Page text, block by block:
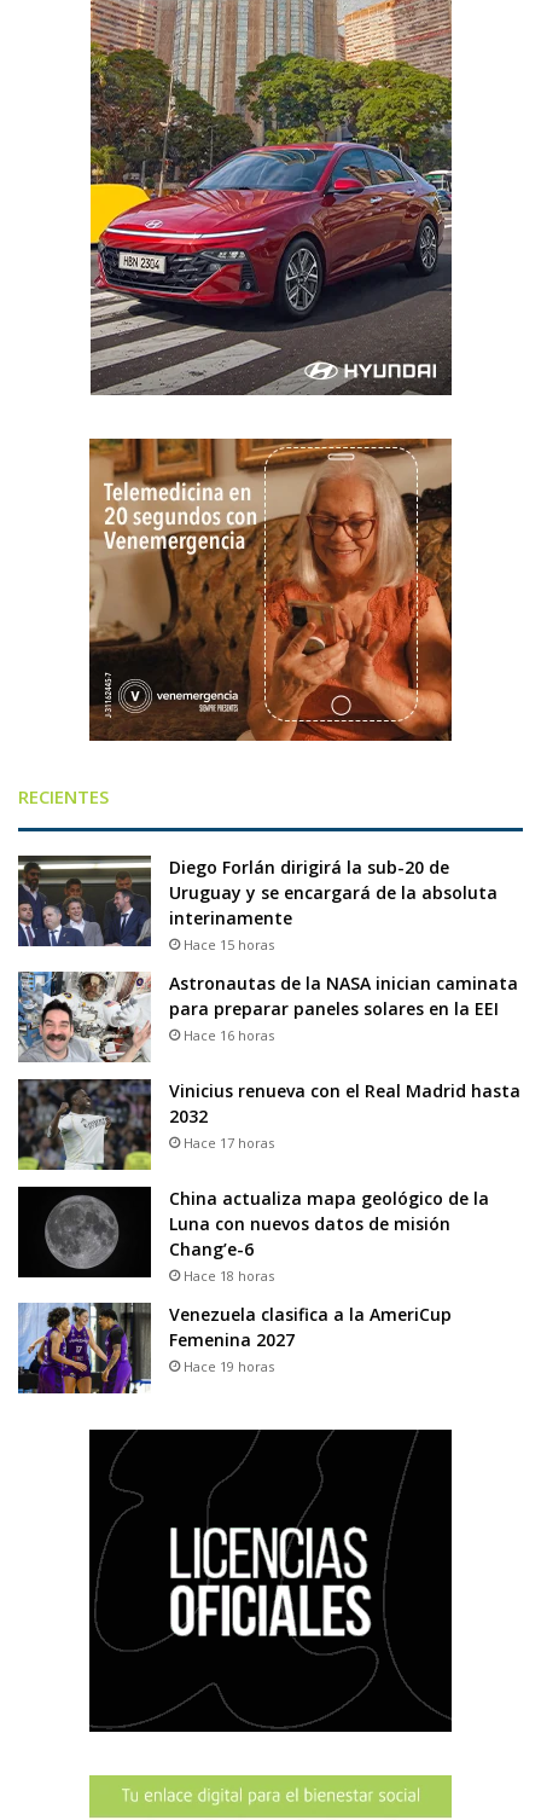
RECIENTES
Diego Forlán dirigirá la sub-20 de
Uruguay y se encargará de la absoluta
interinamente
Hace 15 horas
Astronautas de la NASA inician caminata
para preparar paneles solares en la EEI
Hace 16 horas
Vinicius renueva con el Real Madrid hasta
2032
Hace 17 horas
China actualiza mapa geológico de la
Luna con nuevos datos de misión
Chang’e-6
Hace 18 horas
Venezuela clasifica a la AmeriCup
Femenina 2027
Hace 19 horas